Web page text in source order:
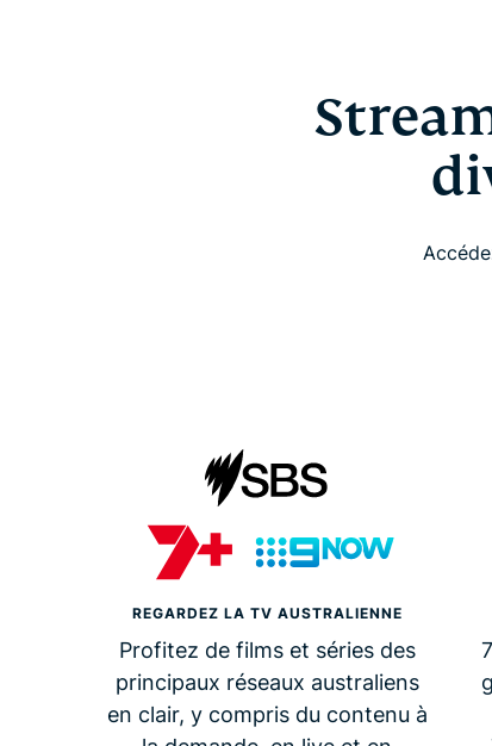
REGARDEZ LA TV AUSTRALIENNE
Profitez de films et séries des
principaux réseaux australiens
en clair, y compris du contenu à